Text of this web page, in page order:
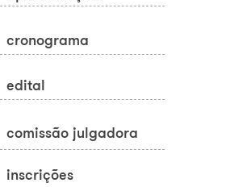
cronograma
edital
comissão julgadora
inscrições